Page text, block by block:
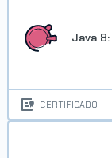
Java 8:
CERTIFICADO